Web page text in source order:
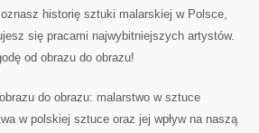
historię sztuki malarskiej w Polsce,
się pracami ⁤najwybitniejszych artystów.
od obrazu do⁤ obrazu!
do obrazu: malarstwo w sztuce
‍w‌ polskiej sztuce ‍oraz⁤ jej wpływ na naszą⁢